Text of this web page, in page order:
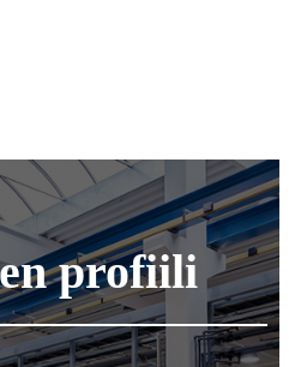
profiili